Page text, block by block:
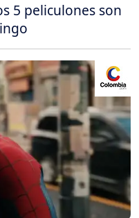
5 peliculones son